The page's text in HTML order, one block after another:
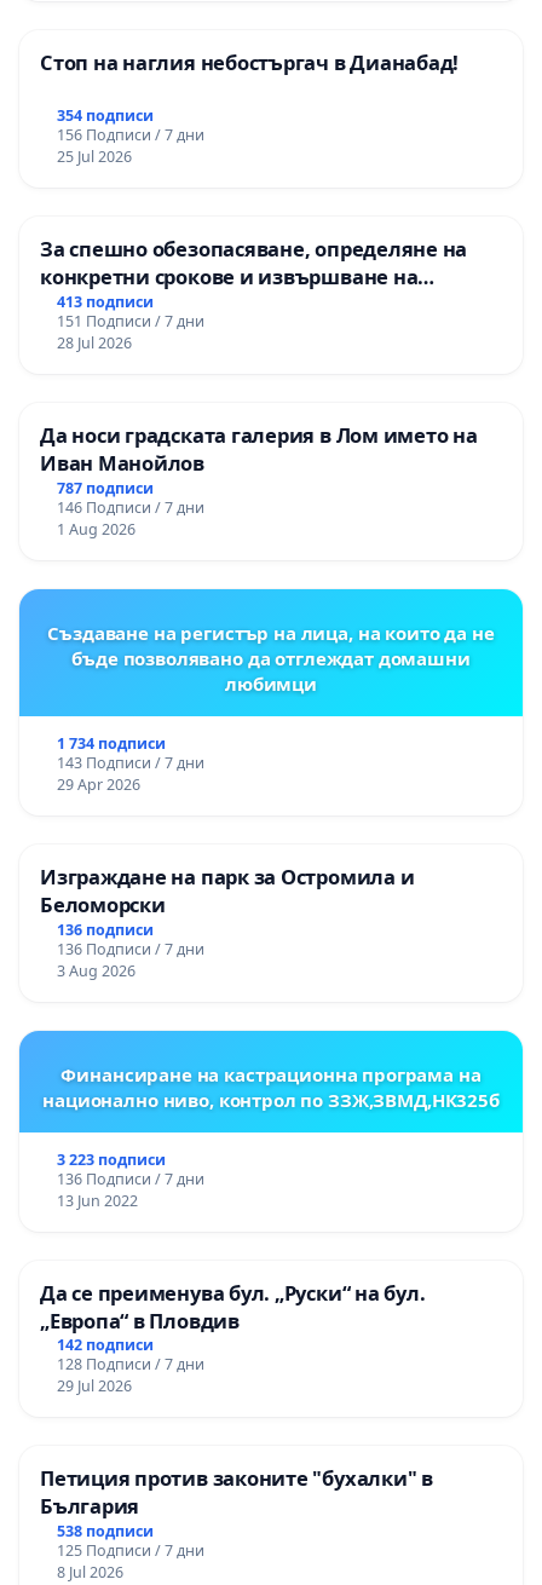
Стоп на наглия небостъргач в Дианабад!
354 подписи
156 Подписи / 7 дни
25 Jul 2026
За спешно обезопасяване, определяне на
конкретни срокове и извършване на
цялостна рехабилитация на
републиканския път между пътен възел АМ
„Тракия“ - гр. Ихтиман - с. Мирово - к.к.
413 подписи
151 Подписи / 7 дни
28 Jul 2026
Да носи градската галерия в Лом името на
Иван Манойлов
787 подписи
146 Подписи / 7 дни
1 Aug 2026
Създаване на регистър на лица, на които да не
бъде позволявано да отглеждат домашни
любимци
1 734 подписи
143 Подписи / 7 дни
29 Apr 2026
Изграждане на парк за Остромила и
Беломорски
136 подписи
136 Подписи / 7 дни
3 Aug 2026
Финансиране на кастрационна програма на
национално ниво, контрол по ЗЗЖ,ЗВМД,НК325б
3 223 подписи
136 Подписи / 7 дни
13 Jun 2022
Да се преименува бул. „Руски“ на бул.
„Европа“ в Пловдив
142 подписи
128 Подписи / 7 дни
29 Jul 2026
Петиция против законите "бухалки" в
България
538 подписи
125 Подписи / 7 дни
8 Jul 2026